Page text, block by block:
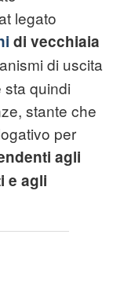
legato
di vecchiaia
di uscita
quindi
stante che
per
agli
e agli